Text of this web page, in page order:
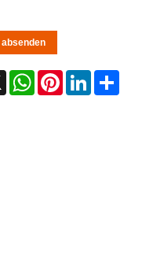
X WhatsApp
PinterestLinkedIn